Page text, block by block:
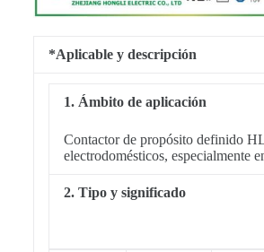
*Aplicable y descripción
1. Ámbito de aplicación
Contactor de propósito definido
electrodomésticos,
2. Tipo y significado